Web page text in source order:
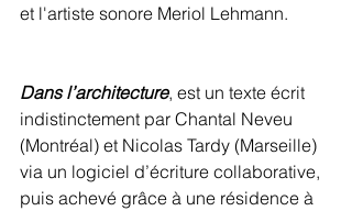
et l'artiste sonore Meriol Lehmann.
Dans l’architecture, est un texte écrit
indistinctement par Chantal Neveu
(Montréal) et Nicolas Tardy (Marseille)
via un logiciel d’écriture collaborative,
puis achevé grâce à une résidence à